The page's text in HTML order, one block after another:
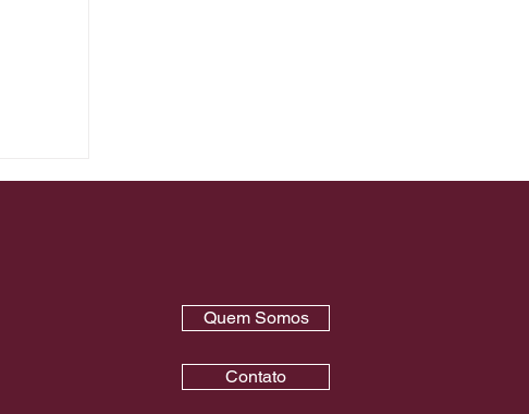
Quem Somos
Contato